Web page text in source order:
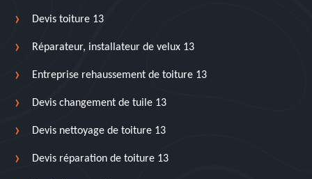
Devis toiture 13
Réparateur, installateur de velux 13
Entreprise rehaussement de toiture 13
Devis changement de tuile 13
Devis nettoyage de toiture 13
Devis réparation de toiture 13